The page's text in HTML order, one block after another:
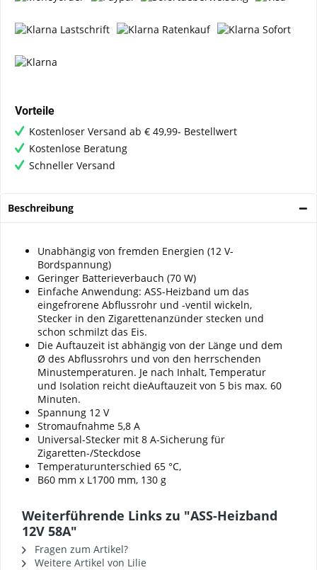
Vorteile
Kostenloser Versand ab € 49,99- Bestellwert
Kostenlose Beratung
Schneller Versand
Beschreibung
Unabhängig von fremden Energien (12 V-
Bordspannung)
Geringer Batterieverbauch (70 W)
Einfache Anwendung: ASS-Heizband um das
eingefrorene Abflussrohr und -ventil wickeln,
Stecker in den Zigarettenanzünder stecken und
schon schmilzt das Eis.
Die Auftauzeit ist abhängig von der Länge und dem
Ø des Abflussrohrs und von den herrschenden
Minustemperaturen. Je nach Inhalt, Temperatur
und Isolation reicht dieAuftauzeit von 5 bis max. 60
Minuten.
Spannung 12 V
Stromaufnahme 5,8 A
Universal-Stecker mit 8 A-Sicherung für
Zigaretten-/Steckdose
Temperaturunterschied 65 °C,
B60 mm x L1700 mm, 130 g
Weiterführende Links zu "ASS-Heizband
12V 58A"
Fragen zum Artikel?
Weitere Artikel von Lilie